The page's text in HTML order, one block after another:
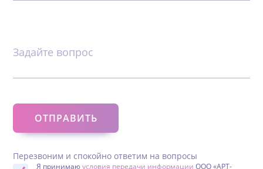
Задайте вопрос
Перезвоним и спокойно ответим на вопросы
Я принимаюусловия передачи информации ООО «АРТ-